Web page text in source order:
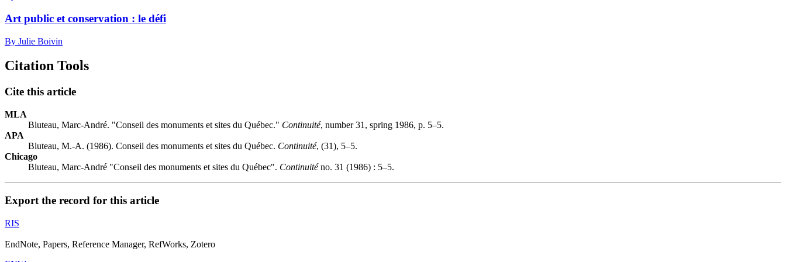
Art public et conservation : le défi
By Julie Boivin
Citation Tools
Cite this article
MLA
Bluteau, Marc-André. "Conseil des monuments et sites du Québec." Continuité, number 31, spring 1986, p. 5–5.
APA
Bluteau, M.-A. (1986). Conseil des monuments et sites du Québec. Continuité, (31), 5–5.
Chicago
Bluteau, Marc-André "Conseil des monuments et sites du Québec". Continuiténo. 31 (1986) : 5–5.
Export the record for this article
RIS
EndNote, Papers, Reference Manager, RefWorks, Zotero